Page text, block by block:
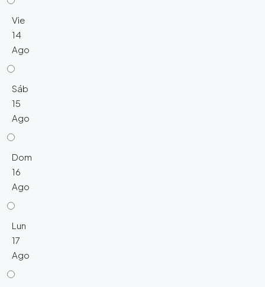
Vie
14
Ago
Sáb
15
Ago
Dom
16
Ago
Lun
17
Ago